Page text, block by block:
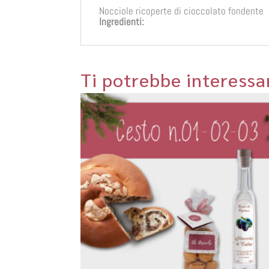
Nocciole ricoperte di cioccolato fondente
Ingredienti:
Ti potrebbe